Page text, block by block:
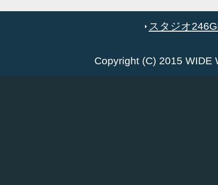
スタジオ
Copyright (C) 2015 WIDE